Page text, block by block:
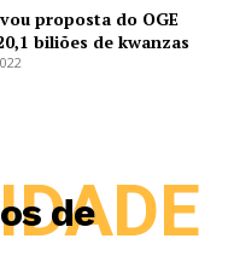
proposta do OGE
biliões de kwanzas
de